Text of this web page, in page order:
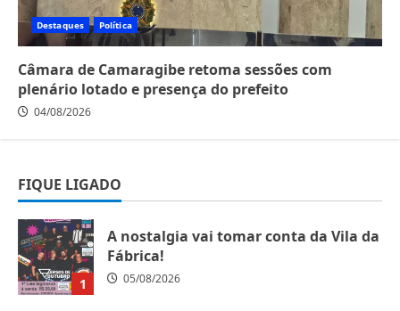
Destaques Política
Câmara de Camaragibe retoma sessões com
plenário lotado e presença do prefeito
04/08/2026
FIQUE LIGADO
1
A nostalgia vai tomar conta da Vila da
Fábrica!
05/08/2026